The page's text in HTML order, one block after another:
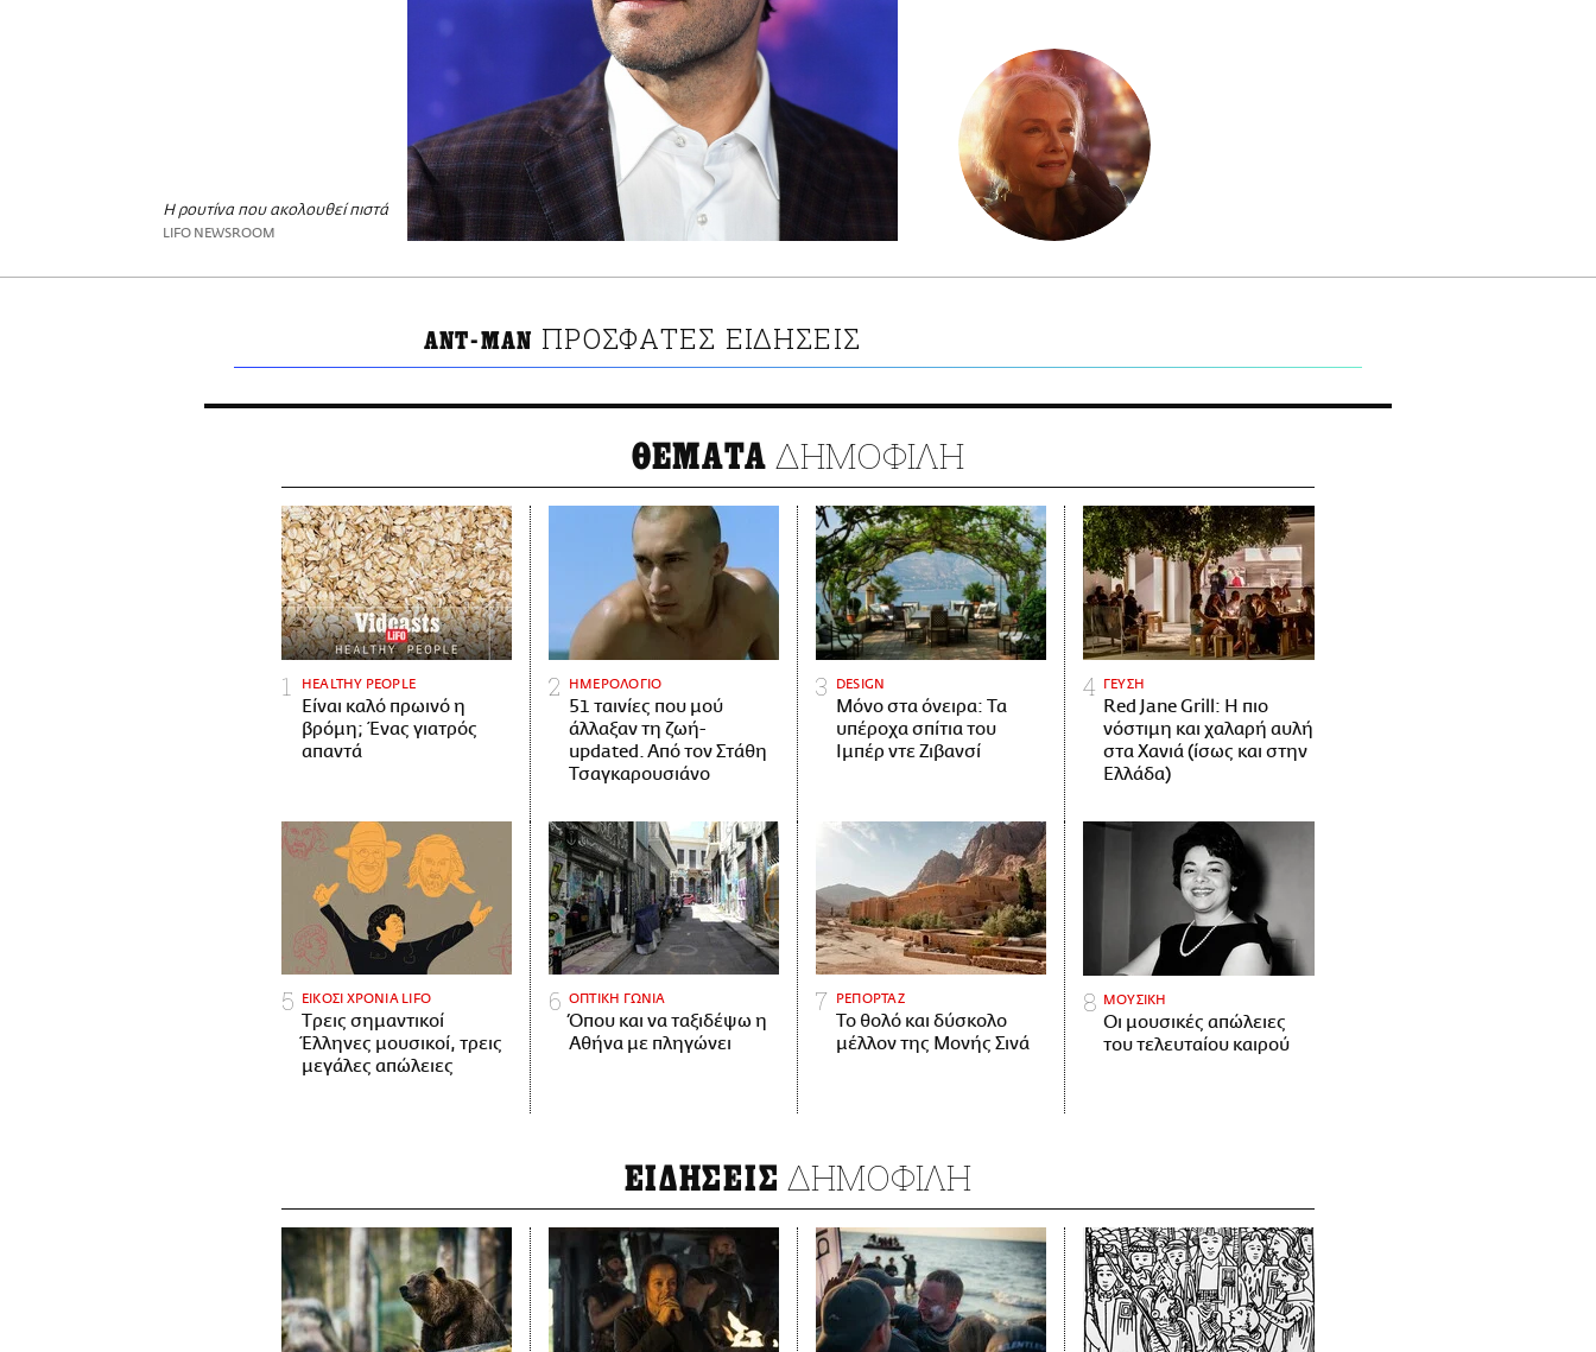
Η ρουτίνα που ακολουθεί πιστά
LIFO NEWSROOM
ANT-MAN ΠΡΟΣΦΑΤΕΣ ΕΙΔΗΣΕΙΣ
ΘΕΜΑΤΑ ΔΗΜΟΦΙΛΗ
HEALTHY PEOPLE
Είναι καλό πρωινό η
βρόμη; Ένας γιατρός
απαντά
ΗΜΕΡΟΛΟΓΙΟ
51 ταινίες που μού
άλλαξαν τη ζωή-
updated. Aπό τον Στάθη
Τσαγκαρουσιάνο
DESIGN
Μόνο στα όνειρα: Τα
υπέροχα σπίτια του
Ιμπέρ ντε Ζιβανσί
ΓΕΥΣΗ
Red Jane Grill: Η πιο
νόστιμη και χαλαρή αυλή
στα Χανιά (ίσως και στην
Ελλάδα)
ΕΙΚΟΣΙ ΧΡΟΝΙΑ LIFO
Tρεις σημαντικοί
Έλληνες μουσικοί, τρεις
μεγάλες απώλειες
ΟΠΤΙΚΗ ΓΩΝΙΑ
Όπου και να ταξιδέψω η
Αθήνα με πληγώνει
ΡΕΠΟΡΤΑΖ
Το θολό και δύσκολο
μέλλον της Μονής Σινά
ΜΟΥΣΙΚΗ
Οι μουσικές απώλειες
του τελευταίου καιρού
ΕΙΔΗΣΕΙΣ ΔΗΜΟΦΙΛΗ